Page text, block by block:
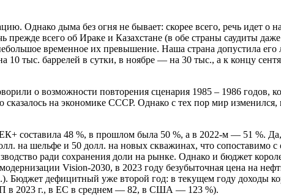
Однако дыма без огня не бывает: скорее всего, речь идет о
всего об Ираке и Казахстане (в обе страны саудиты
временное их превышение. Наша страна допустила его
10 тыс. баррелей в сутки, в ноябре — на 30 тыс., а к концу
о возможности повторения сценария 1985 – 1986 годов,
на экономике СССР. Однако с тех пор мир
составила 48 %, в прошлом была 50 %, а в ­2022‑м — 51 %. Да,
на шельфе и 50 долл. на новых скважинах, что
ради сохранения доли на рынке. Однако и бюджет
Vision-2030, в 2023 году безубыточная цена на
Бюджет дефицитный уже второй год: в текущем году доходы
в 2023 г., в ЕС в среднем — 82, в США — 123 %).